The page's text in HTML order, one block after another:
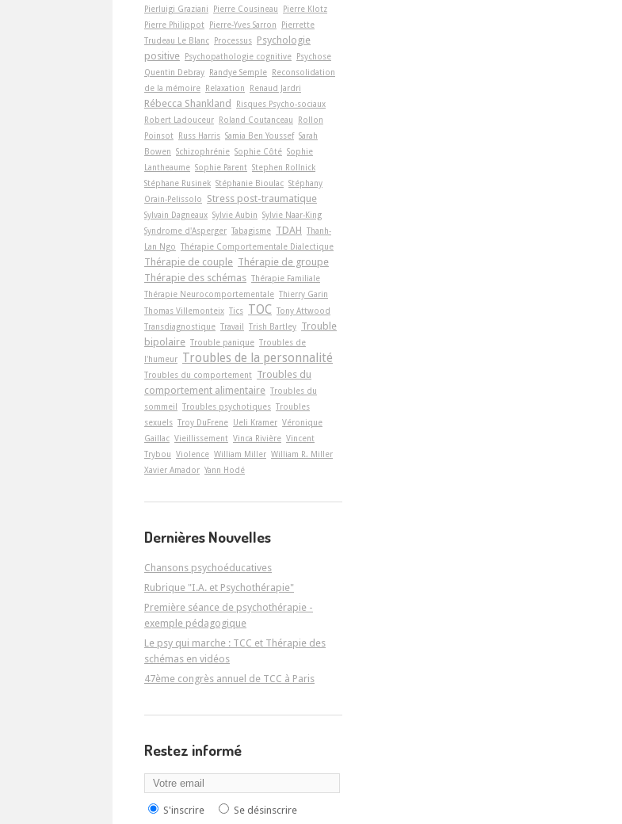
Pierluigi Graziani Pierre Cousineau
Pierre Klotz
Pierre Philippot Pierre-Yves Sarron
Pierrette
Trudeau Le Blanc Processus Psychologie
positive Psychopathologie cognitive Psychose
Quentin Debray Randye Semple Reconsolidation
de la mémoire Relaxation Renaud Jardri
Rébecca Shankland
Risques Psycho-sociaux
Robert Ladouceur Roland Coutanceau
Rollon
Poinsot Russ Harris Samia Ben Youssef Sarah
Bowen Schizophrénie Sophie Côté Sophie
Lantheaume Sophie Parent Stephen Rollnick
Stéphane Rusinek Stéphanie Bioulac Stéphany
Orain-Pelissolo
Stress post-traumatique
Sylvain Dagneaux Sylvie Aubin Sylvie Naar-King
Syndrome d'Asperger Tabagisme TDAH Thanh-
Lan Ngo Thérapie Comportementale Dialectique
Thérapie de couple Thérapie de groupe
Thérapie des schémas Thérapie Familiale
Thérapie Neurocomportementale Thierry Garin
Thomas Villemonteix Tics TOC Tony Attwood
Transdiagnostique Travail Trish Bartley Trouble
bipolaire Trouble panique Troubles de
l'humeur Troubles de la personnalité
Troubles du comportement Troubles du
comportement alimentaire Troubles du
sommeil Troubles psychotiques Troubles
sexuels Troy DuFrene Ueli Kramer Véronique
Gaillac Vieillissement Vinca Rivière Vincent
Trybou Violence William Miller William R. Miller
Xavier Amador Yann Hodé
Dernières Nouvelles
Chansons psychoéducatives
Rubrique "I.A. et Psychothérapie"
Première séance de psychothérapie -
exemple pédagogique
Le psy qui marche : TCC et Thérapie des
schémas en vidéos
47ème congrès annuel de TCC à Paris
Restez informé
S'inscrire Se désinscrire